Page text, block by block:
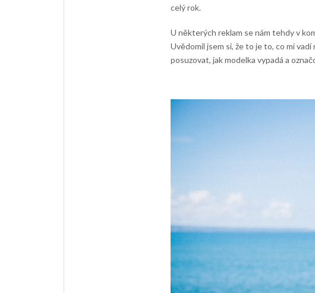
celý rok.
U některých reklam se nám tehdy v
Uvědomil jsem si, že to je to, co mi
posuzovat, jak modelka vypadá a